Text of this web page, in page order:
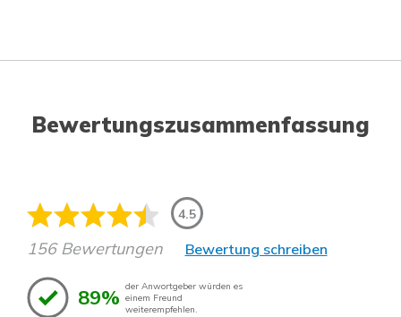
Bewertungszusammenfassung
4.5
156 Bewertungen Bewertung schreiben
89% der Anwortgeber würden es
einem Freund
weiterempfehlen.